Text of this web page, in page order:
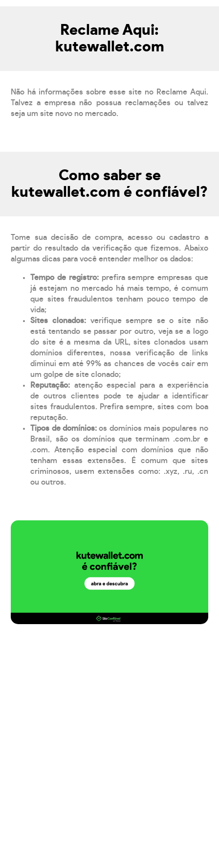
Reclame Aqui:
kutewallet.com
Não há informações sobre esse site no Reclame Aqui.
Talvez a empresa não possua reclamações ou talvez
seja um site novo no mercado.
Como saber se
kutewallet.com é confiável?
Tome sua decisão de compra, acesso ou cadastro a
partir do resultado da verificação que fizemos. Abaixo
algumas dicas para você entender melhor os dados:
Tempo de registro: prefira sempre empresas que
já estejam no mercado há mais tempo, é comum
que sites fraudulentos tenham pouco tempo de
vida;
Sites clonados: verifique sempre se o site não
está tentando se passar por outro, veja se a logo
do site é a mesma da URL, sites clonados usam
domínios diferentes, nossa verificação de links
diminui em até 99% as chances de vocês cair em
um golpe de site clonado;
Reputação: atenção especial para a experiência
de outros clientes pode te ajudar a identificar
sites fraudulentos. Prefira sempre, sites com boa
reputação.
Tipos de domínios:os domínios mais populares no
Brasil, são os domínios que terminam .com.br e
.com. Atenção especial com domínios que não
tenham essas extensões. É comum que sites
criminosos, usem extensões como: .xyz, .ru, .cn
ou outros.